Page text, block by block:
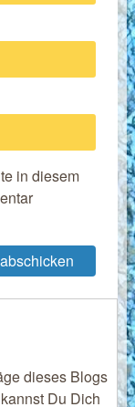
in diesem
dieses Blogs
Du Dich